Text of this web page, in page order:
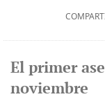
El primer
noviembre